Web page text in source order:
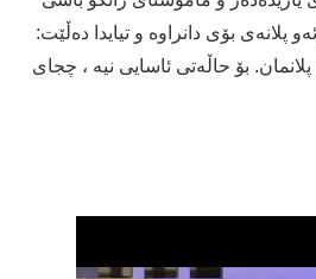
پلانەی بۆی دانراوە و تیایدا دەڵێت:
بۆ حاڵەتی ئاسایی نیە ، چجای